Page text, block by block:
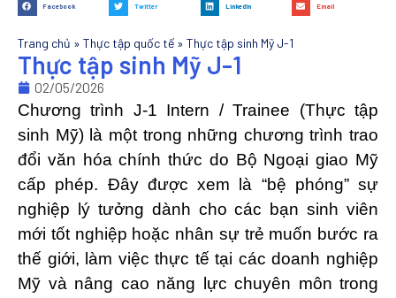
Facebook Twitter LinkedIn Email
Trang chủ » Thực tập quốc tế » Thực tập sinh Mỹ J-1
Thực tập sinh Mỹ J-1
02/05/2026
Chương trình J-1 Intern / Trainee (Thực tập
sinh Mỹ) là một trong những chương trình trao
đổi văn hóa chính thức do Bộ Ngoại giao Mỹ
cấp phép. Đây được xem là “bệ phóng” sự
nghiệp lý tưởng dành cho các bạn sinh viên
mới tốt nghiệp hoặc nhân sự trẻ muốn bước ra
thế giới, làm việc thực tế tại các doanh nghiệp
Mỹ và nâng cao năng lực chuyên môn trong